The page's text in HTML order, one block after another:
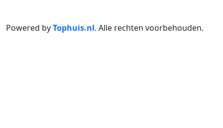
Powered byTophuis.nl. Alle rechten voorbehouden.